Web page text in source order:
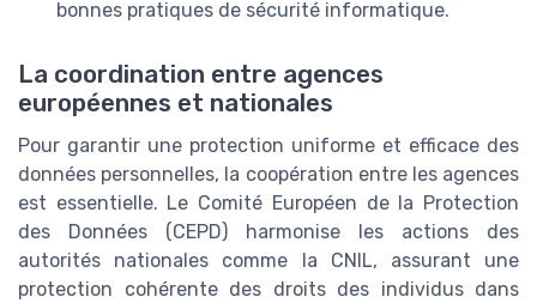
bonnes pratiques de sécurité informatique.
La coordination entre agences
européennes et nationales
Pour garantir une protection uniforme et efficace des
données personnelles, la coopération entre les agences
est essentielle. Le Comité Européen de la Protection
des Données (CEPD) harmonise les actions des
autorités nationales comme la CNIL, assurant une
protection cohérente des droits des individus dans